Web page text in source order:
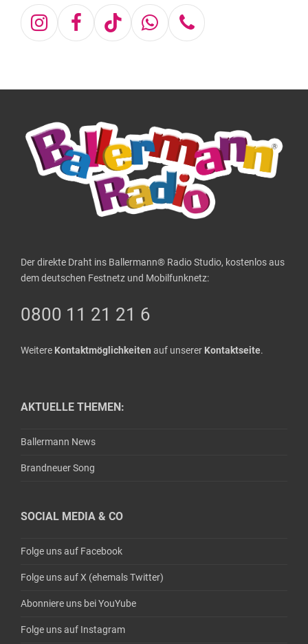
Instagram
Facebook
TiktokWhatsapp
Telefon
Der direkte Draht ins Ballermann® Radio Studio, kostenlos aus
dem deutschen Festnetz und Mobilfunknetz:
0800 11 21 21 6
Weitere Kontaktmöglichkeiten auf unserer Kontaktseite.
AKTUELLE THEMEN:
Ballermann News
Brandneuer Song
SOCIAL MEDIA & CO
Folge uns auf Facebook
Folge uns auf X (ehemals Twitter)
Abonniere uns bei YouYube
Folge uns auf Instagram